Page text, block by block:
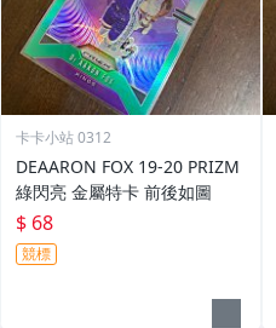
卡卡小站 0312
DEAARON FOX 19-20 PRIZM
綠閃亮 金屬特卡 前後如圖
$ 68
競標